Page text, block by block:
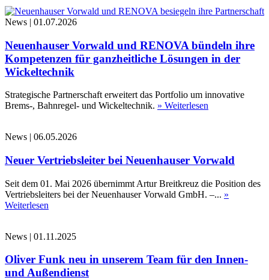
News | 01.07.2026
Neuenhauser Vorwald und RENOVA bündeln ihre
Kompetenzen für ganzheitliche Lösungen in der
Wickeltechnik
Strategische Partnerschaft erweitert das Portfolio um innovative
Brems-, Bahnregel- und Wickeltechnik. » Weiterlesen
News | 06.05.2026
Neuer Vertriebsleiter bei Neuenhauser Vorwald
Seit dem 01. Mai 2026 übernimmt Artur Breitkreuz die Position des
Vertriebsleiters bei der Neuenhauser Vorwald GmbH. –... »
Weiterlesen
News | 01.11.2025
Oliver Funk neu in unserem Team für den Innen-
und Außendienst